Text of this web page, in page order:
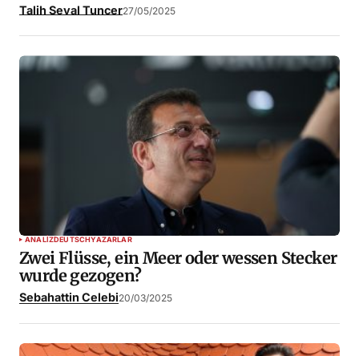
Talih Seval Tuncer27/05/2025
ANALIZDEUTSCHYAZARLAR
Zwei Flüsse, ein Meer oder wessen Stecker
wurde gezogen?
Sebahattin Celebi20/03/2025